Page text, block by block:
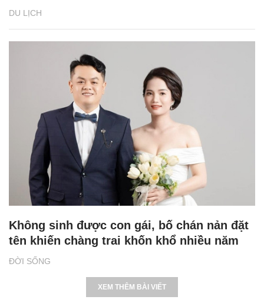
DU LỊCH
ĐỜI SỐNG
Không sinh được con gái, bố chán nản đặt
tên khiến chàng trai khốn khổ nhiều năm
XEM THÊM BÀI VIẾT